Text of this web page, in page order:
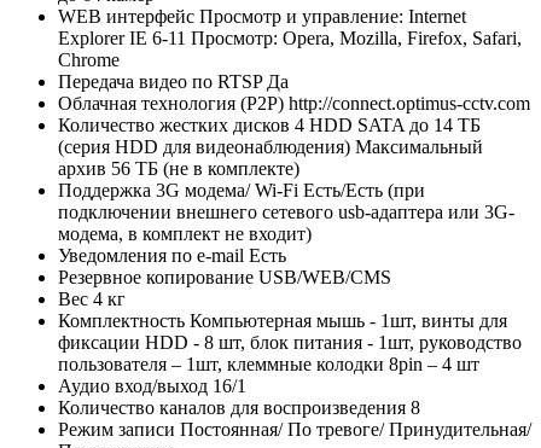
WEB интерфейс Просмотр и управление: Internet
Explorer IE 6-11 Просмотр: Opera, Mozilla, Firefox, Safari,
Chrome
Передача видео по RTSP Да
Облачная технология (P2P) http://connect.optimus-cctv.com
Количество жестких дисков 4 HDD SATA до 14 ТБ
(серия HDD для видеонаблюдения) Максимальный
архив 56 TБ (не в комплекте)
Поддержка 3G модема/ Wi-Fi Есть/Есть (при
подключении внешнего сетевого usb-адаптера или 3G-
модема, в комплект не входит)
Уведомления по e-mail Есть
Резервное копирование USB/WEB/CMS
Вес 4 кг
Комплектность Компьютерная мышь - 1шт, винты для
фиксации HDD - 8 шт, блок питания - 1шт, руководство
пользователя – 1шт, клеммные колодки 8pin – 4 шт
Аудио вход/выход 16/1
Количество каналов для воспроизведения 8
Режим записи Постоянная/ По тревоге/ Принудительная/